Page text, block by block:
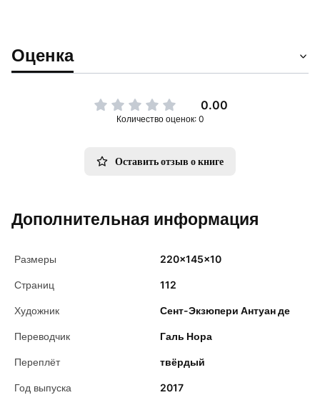
Оценка
0.00
Количество оценок: 0
Оставить отзыв о книге
Дополнительная информация
Размеры 220x145x10
Страниц 112
Художник Сент-Экзюпери Антуан де
Переводчик Галь Нора
Переплёт твёрдый
Год выпуска 2017